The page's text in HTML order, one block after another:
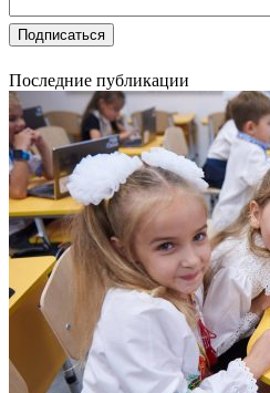
Последние публикации